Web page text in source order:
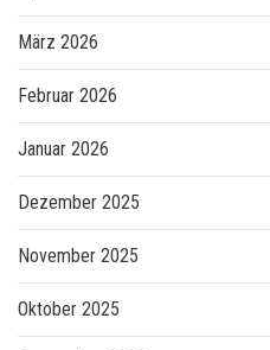
März 2026
Februar 2026
Januar 2026
Dezember 2025
November 2025
Oktober 2025